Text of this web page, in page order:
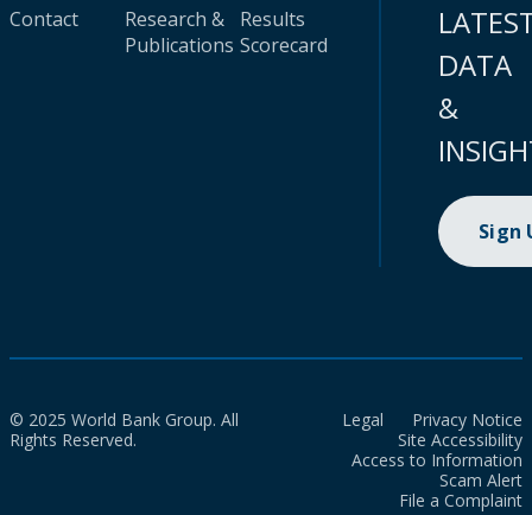
Contact
Research &
Publications
Results
Scorecard
DATA
&
Sign
© 2025 World Bank Group. All
Rights Reserved.
Legal
Privacy Notice
Site Accessibility
Access to Information
Scam Alert
File a Complaint